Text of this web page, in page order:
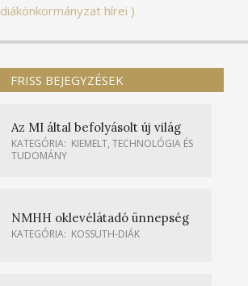
diákönkormányzat hírei
FRISS BEJEGYZÉSEK
Az MI által befolyásolt új világ
KATEGÓRIA: KIEMELT, TECHNOLÓGIA ÉS
TUDOMÁNY
NMHH oklevélátadó ünnepség
KATEGÓRIA: KOSSUTH-DIÁK